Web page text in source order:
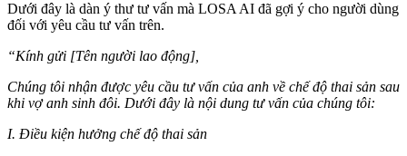
Dưới đây là dàn ý thư tư vấn mà LOSA AI đã gợi ý cho người dùng
đối với yêu cầu tư vấn trên.
“Kính gửi [Tên người lao động],
Chúng tôi nhận được yêu cầu tư vấn của anh về chế độ thai sản sau
khi vợ anh sinh đôi. Dưới đây là nội dung tư vấn của chúng tôi:
I. Điều kiện hưởng chế độ thai sản